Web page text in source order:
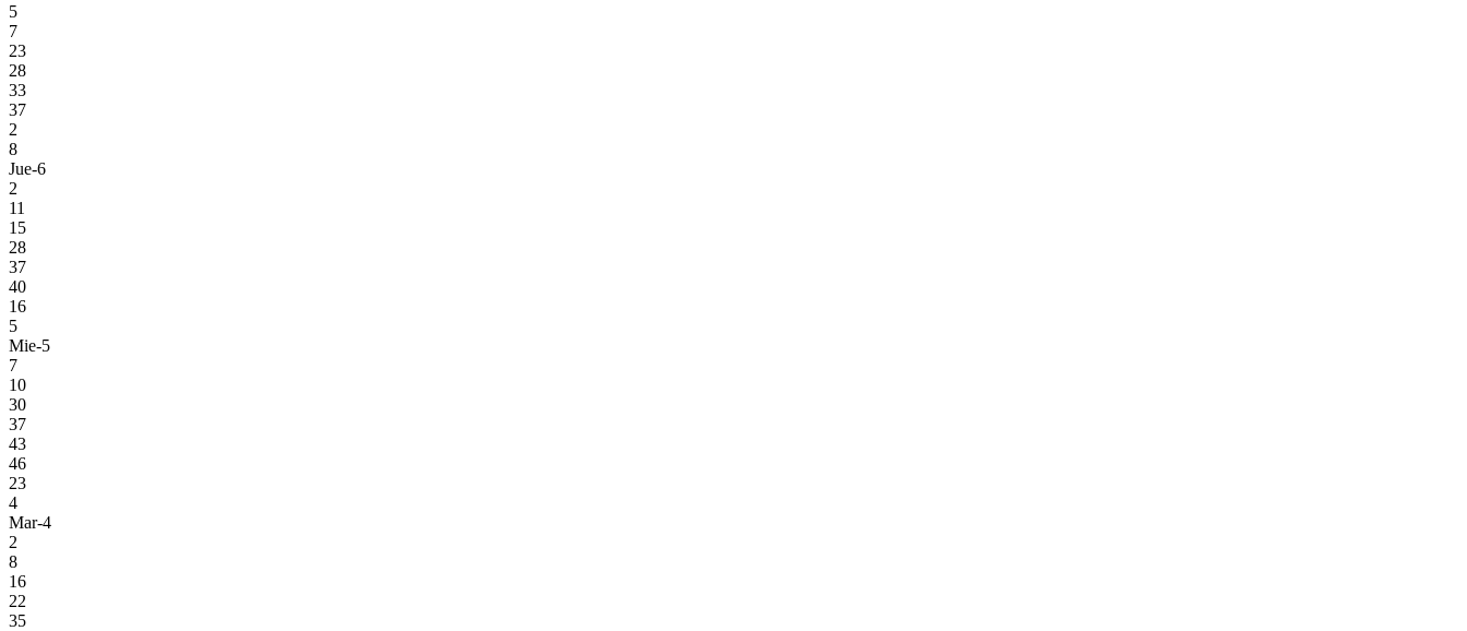
5
7
23
28
33
37
2
8
Jue-6
2
11
15
28
37
40
16
5
Mie-5
7
10
30
37
43
46
23
4
Mar-4
2
8
16
22
35